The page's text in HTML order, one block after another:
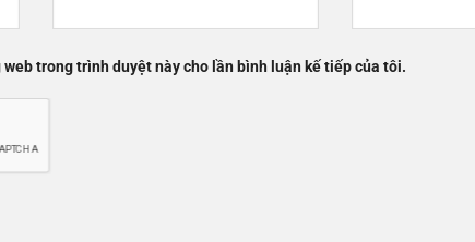
trong trình duyệt này cho lần bình luận kế tiếp của tôi.